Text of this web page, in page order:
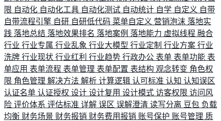
限 自动化 自动化工具 自动化测试 自动统计 自学 自定义 自带
自带流程引擎 自研 自研低代码 菜单自定义 营销泡沫 落地实
践 落地总结 落地效果排名 落地案例 落地能力 虚拟线程 融合
行业 行业专属 行业乱象 行业大模型 行业定制 行业方案 行业
洗牌 行业现状 行业红利 行业趋势 行政办公 表单 表单功能 表
单应用 表单流程 表单管理 表单配置 表结构 观念转变 角色权
限 角色管理 解决方法 解析 计算逻辑 认可标准 认知 认知误区
认证名单 认证授权 设计 设计复用 设计模式 访客权限 访问风
险 评价体系 评估标准 详解 误区 误解澄清 读写分离 豆包 负载
均衡 财务场景 财务报销 财务费用报销 账号保护 账号管理 质